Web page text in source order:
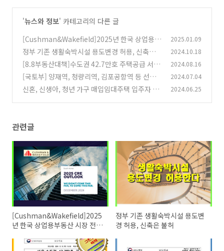
'뉴스와 정보' 카테고리의 다른 글
[Cushman&Wakefield]2025년 한국 상업용부
동산 시장 전망 리포트 (0)
2025.01.09
정부 기존 생활숙박시설 용도변경 허용, 신축은
불허
(3)
2024.10.18
[8.8부동산대책]수도권 42.7만호 주택공급 서울
14년 만에 그린벨트 푼다
(0)
2024.08.16
[국토부] 양재역, 청량리역, 김포공항역 등 선도
사업후보지 16곳 선정 (0)
2024.07.04
신혼, 신생아, 청년 가구 매입임대주택 입주자 27
2024.06.25
관련글
[Cushman&Wakefield]2025
년 한국 상업용부동산 시장 전망
정부 기존 생활숙박시설 용도변
경 허용, 신축은 불허